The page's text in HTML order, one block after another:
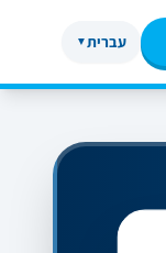
עברית▼